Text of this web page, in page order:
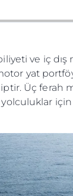
ve iç dış
yat
Üç